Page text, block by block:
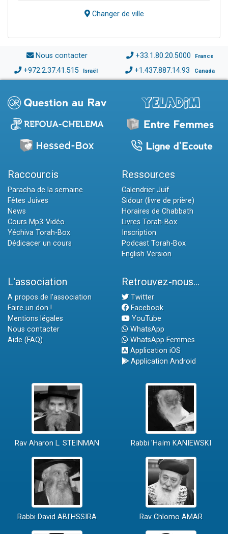
Changer de ville
Nous contacter +33.1.80.20.5000 France
+972.2.37.41.515 Israël +1.437.887.14.93 Canada
Raccourcis
Paracha de la semaine
Fêtes Juives
News
Cours Mp3-Vidéo
Yéchiva Torah-Box
Dédicacer un cours
Ressources
Calendrier Juif
Sidour (livre de prière)
Horaires de Chabbath
Livres Torah-Box
Inscription
Podcast Torah-Box
English Version
L'association
A propos de l'association
Faire un don !
Mentions légales
Nous contacter
Aide (FAQ)
Retrouvez-nous...
Twitter
Facebook
YouTube
WhatsApp
WhatsApp Femmes
Application iOS
Application Android
Rav Aharon L. STEINMAN Rabbi 'Haïm KANIEWSKI
Rabbi David ABI'HSSIRA Rav Chlomo AMAR